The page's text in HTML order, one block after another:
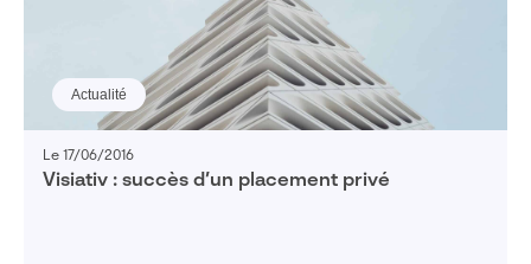
Actualité
Le 17/06/2016
Visiativ : succès d’un placement privé